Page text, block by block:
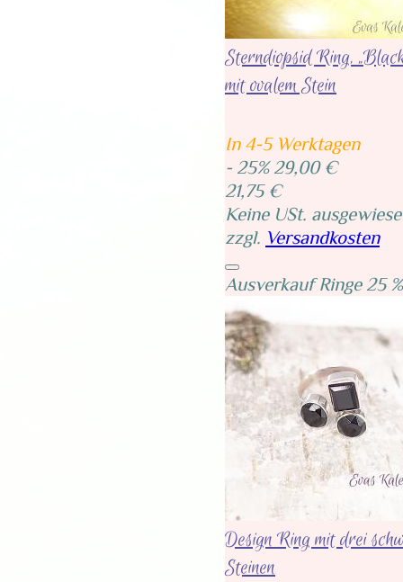
Sterndiopsid Ring,
mit ovalem Stein
In 4-5 Werktagen
- 25%29,00 €
21,75 €
Keine USt.
zzgl. Versandkosten
Ausverkauf Ringe 25 %
Design Ring mit drei
Steinen